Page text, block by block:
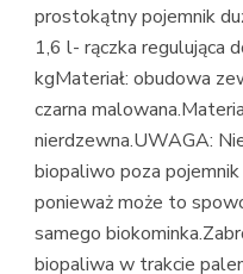
prostokątny pojemnik
1,6 l- rączka regulująca
kgMateriał: obudowa
czarna
nierdzewna.UWAGA:
biopaliwo poza
ponieważ może to
samego
biopaliwa w trakcie